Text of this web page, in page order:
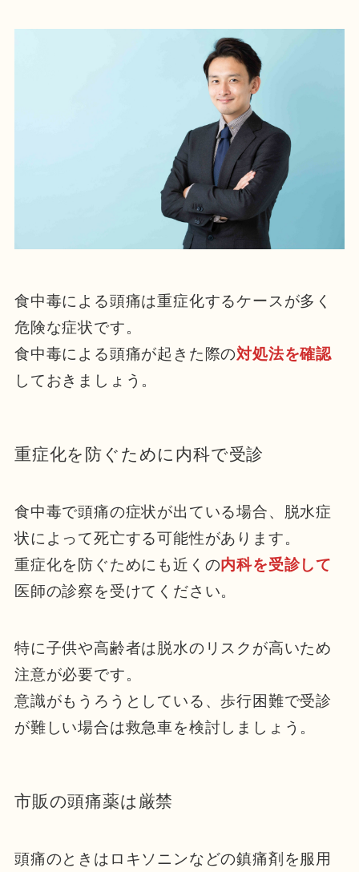
食中毒による頭痛は重症化するケースが多く
危険な症状です。
食中毒による頭痛が起きた際の対処法を確認
しておきましょう。
重症化を防ぐために内科で受診
食中毒で頭痛の症状が出ている場合、脱水症
状によって死亡する可能性があります。
重症化を防ぐためにも近くの内科を受診して
医師の診察を受けてください。
特に子供や高齢者は脱水のリスクが高いため
注意が必要です。
意識がもうろうとしている、歩行困難で受診
が難しい場合は救急車を検討しましょう。
市販の頭痛薬は厳禁
頭痛のときはロキソニンなどの鎮痛剤を服用